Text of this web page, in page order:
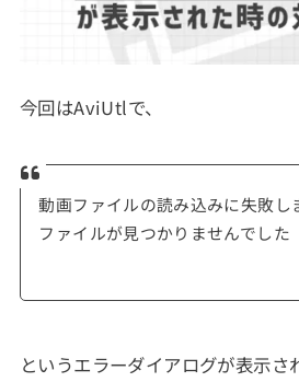
今回はAviUtlで、
動画ファイルの読み込みに失敗し
ファイルが見つかりませんでした
というエラーダイアログが表示